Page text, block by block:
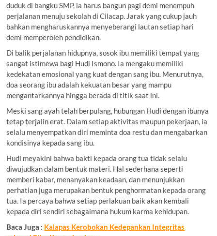
duduk di bangku SMP, ia harus bangun pagi demi menempuh
perjalanan menuju sekolah di Cilacap. Jarak yang cukup jauh
bahkan mengharuskannya menyeberangi lautan setiap hari
demi memperoleh pendidikan.
Di balik perjalanan hidupnya, sosok ibu memiliki tempat yang
sangat istimewa bagi Hudi Ismono. Ia mengaku memiliki
kedekatan emosional yang kuat dengan sang ibu. Menurutnya,
doa seorang ibu adalah kekuatan besar yang mampu
mengantarkannya hingga berada di titik saat ini.
Meski sang ayah telah berpulang, hubungan Hudi dengan ibunya
tetap terjalin erat. Dalam setiap aktivitas maupun pekerjaan, ia
selalu menyempatkan diri meminta doa restu dan mengabarkan
kondisinya kepada sang ibu.
Hudi meyakini bahwa bakti kepada orang tua tidak selalu
diwujudkan dalam bentuk materi. Hal sederhana seperti
memberi kabar, menanyakan keadaan, dan menunjukkan
perhatian juga merupakan bentuk penghormatan kepada orang
tua. Ia percaya bahwa setiap perlakuan baik akan kembali
kepada diri sendiri sebagaimana hukum karma kehidupan.
Baca Juga : Kalapas Kerobokan Kedepankan Integritas